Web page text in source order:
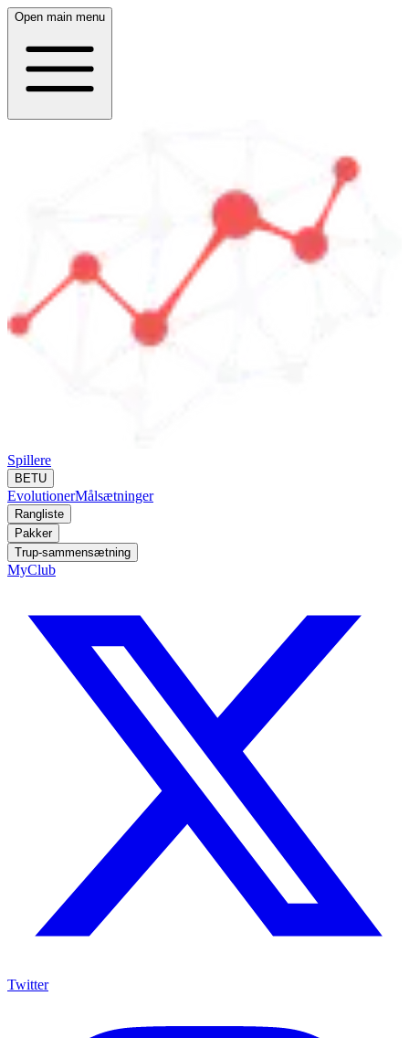
Open main menu
Spillere
BETU
EvolutionerMålsætninger
Rangliste
Pakker
Trup-sammensætning
MyClub
Twitter